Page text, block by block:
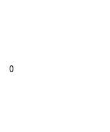
0